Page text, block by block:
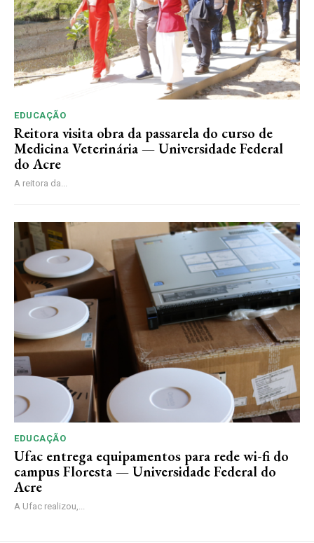
EDUCAÇÃO
Reitora visita obra da passarela do curso de
Medicina Veterinária — Universidade Federal
do Acre
A reitora da...
EDUCAÇÃO
Ufac entrega equipamentos para rede wi-fi do
campus Floresta — Universidade Federal do
Acre
A Ufac realizou,...